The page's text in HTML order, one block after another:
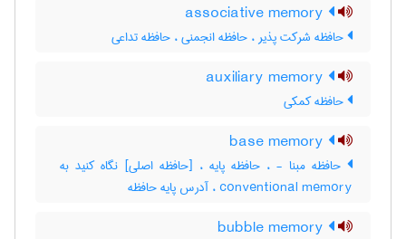
حافظه شرکت پذیر ، حافظه انجمنی ، حافظه تداعی
حافظه کمکی
conventional memory ، آدرس پایه حافظه